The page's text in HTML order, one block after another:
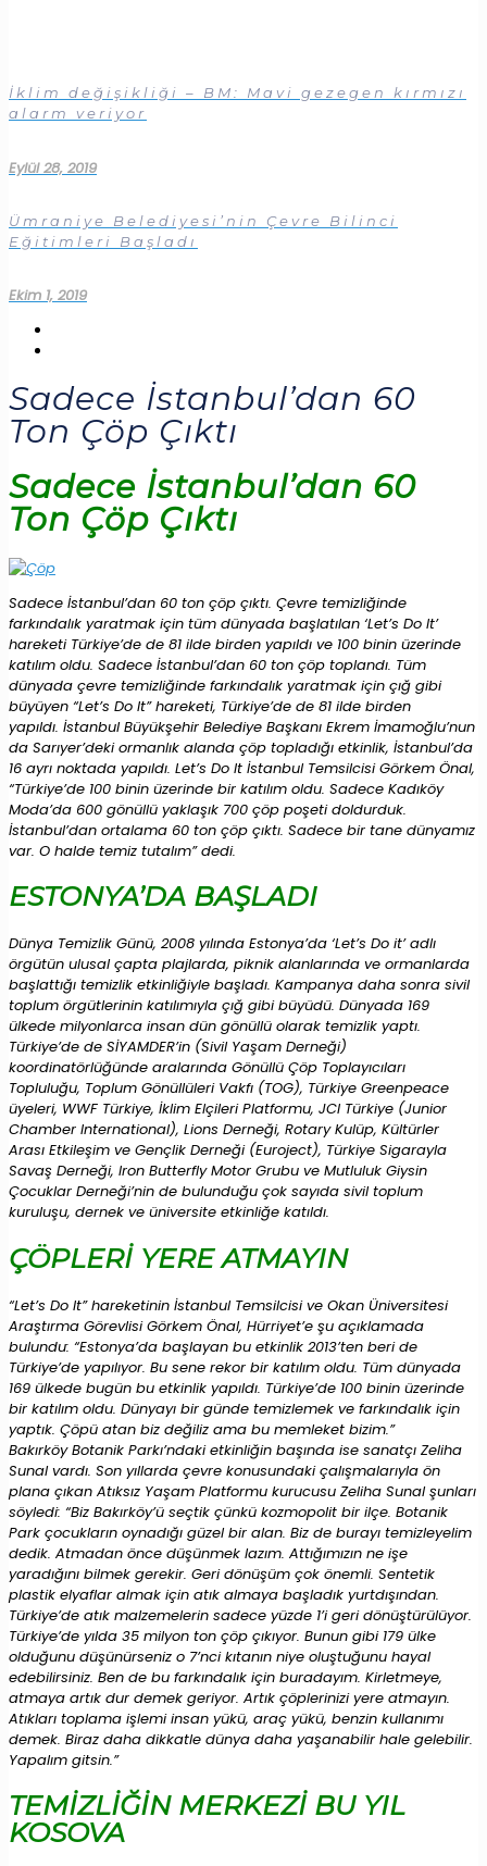
İklim değişikliği – BM: Mavi gezegen kırmızı
alarm veriyor
Eylül 28, 2019
Ümraniye Belediyesi’nin Çevre Bilinci
Eğitimleri Başladı
Ekim 1, 2019
Sadece İstanbul’dan 60
Ton Çöp Çıktı
Sadece İstanbul’dan 60
Ton Çöp Çıktı
Sadece İstanbul’dan 60 ton çöp çıktı. Çevre temizliğinde
farkındalık yaratmak için tüm dünyada başlatılan ‘Let’s Do It’
hareketi Türkiye’de de 81 ilde birden yapıldı ve 100 binin üzerinde
katılım oldu. Sadece İstanbul’dan 60 ton çöp toplandı. Tüm
dünyada çevre temizliğinde farkındalık yaratmak için çığ gibi
büyüyen “Let’s Do It” hareketi, Türkiye’de de 81 ilde birden
yapıldı. İstanbul Büyükşehir Belediye Başkanı Ekrem İmamoğlu’nun
da Sarıyer’deki ormanlık alanda çöp topladığı etkinlik, İstanbul’da
16 ayrı noktada yapıldı. Let’s Do It İstanbul Temsilcisi Görkem Önal,
“Türkiye’de 100 binin üzerinde bir katılım oldu. Sadece Kadıköy
Moda’da 600 gönüllü yaklaşık 700 çöp poşeti doldurduk.
İstanbul’dan ortalama 60 ton çöp çıktı. Sadece bir tane dünyamız
var. O halde temiz tutalım” dedi.
ESTONYA’DA BAŞLADI
Dünya Temizlik Günü, 2008 yılında Estonya’da ‘Let’s Do it’ adlı
örgütün ulusal çapta plajlarda, piknik alanlarında ve ormanlarda
başlattığı temizlik etkinliğiyle başladı. Kampanya daha sonra sivil
toplum örgütlerinin katılımıyla çığ gibi büyüdü. Dünyada 169
ülkede milyonlarca insan dün gönüllü olarak temizlik yaptı.
Türkiye’de de SİYAMDER’in (Sivil Yaşam Derneği)
koordinatörlüğünde aralarında Gönüllü Çöp Toplayıcıları
Topluluğu, Toplum Gönüllüleri Vakfı (TOG), Türkiye Greenpeace
üyeleri, WWF Türkiye, İklim Elçileri Platformu, JCI Türkiye (Junior
Chamber International), Lions Derneği, Rotary Kulüp, Kültürler
Arası Etkileşim ve Gençlik Derneği (Euroject), Türkiye Sigarayla
Savaş Derneği, Iron Butterfly Motor Grubu ve Mutluluk Giysin
Çocuklar Derneği’nin de bulunduğu çok sayıda sivil toplum
kuruluşu, dernek ve üniversite etkinliğe katıldı.
ÇÖPLERİ YERE ATMAYIN
“Let’s Do It” hareketinin İstanbul Temsilcisi ve Okan Üniversitesi
Araştırma Görevlisi Görkem Önal, Hürriyet’e şu açıklamada
bulundu: “Estonya’da başlayan bu etkinlik 2013’ten beri de
Türkiye’de yapılıyor. Bu sene rekor bir katılım oldu. Tüm dünyada
169 ülkede bugün bu etkinlik yapıldı. Türkiye’de 100 binin üzerinde
bir katılım oldu. Dünyayı bir günde temizlemek ve farkındalık için
yaptık. Çöpü atan biz değiliz ama bu memleket bizim.”
Bakırköy Botanik Parkı’ndaki etkinliğin başında ise sanatçı Zeliha
Sunal vardı. Son yıllarda çevre konusundaki çalışmalarıyla ön
plana çıkan Atıksız Yaşam Platformu kurucusu Zeliha Sunal şunları
söyledi: “Biz Bakırköy’ü seçtik çünkü kozmopolit bir ilçe. Botanik
Park çocukların oynadığı güzel bir alan. Biz de burayı temizleyelim
dedik. Atmadan önce düşünmek lazım. Attığımızın ne işe
yaradığını bilmek gerekir. Geri dönüşüm çok önemli. Sentetik
plastik elyaflar almak için atık almaya başladık yurtdışından.
Türkiye’de atık malzemelerin sadece yüzde 1’i geri dönüştürülüyor.
Türkiye’de yılda 35 milyon ton çöp çıkıyor. Bunun gibi 179 ülke
olduğunu düşünürseniz o 7’nci kıtanın niye oluştuğunu hayal
edebilirsiniz. Ben de bu farkındalık için buradayım. Kirletmeye,
atmaya artık dur demek geriyor. Artık çöplerinizi yere atmayın.
Atıkları toplama işlemi insan yükü, araç yükü, benzin kullanımı
demek. Biraz daha dikkatle dünya daha yaşanabilir hale gelebilir.
Yapalım gitsin.”
TEMİZLİĞİN MERKEZİ BU YIL
KOSOVA